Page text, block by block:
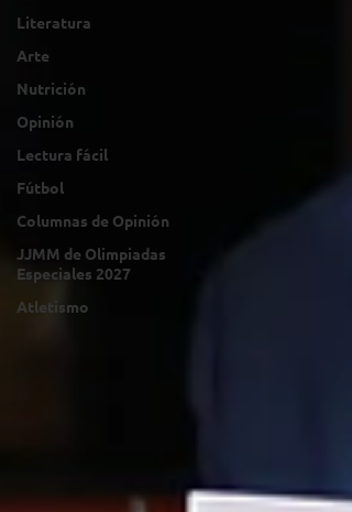
Literatura
Arte
Nutrición
Opinión
Lectura fácil
Fútbol
Columnas de Opinión
JJMM de Olimpiadas
Especiales 2027
Atletismo